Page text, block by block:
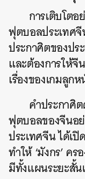
การเติบโตอ
ฟุตบอลประเทศ
ประกาศิตของป
และต้องการให้จี
เรื่องของเกมลูก
คำประกาศิ
ฟุตบอลของจีนอ
ประเทศจีน ได้เ
ทำให้ ‘มังกร’ ค
มีทั้งแผนระยะสั้น